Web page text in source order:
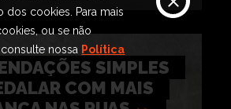
SIMPLES
COM MAIS
cookies. Para mais
ou se não
nossa Política